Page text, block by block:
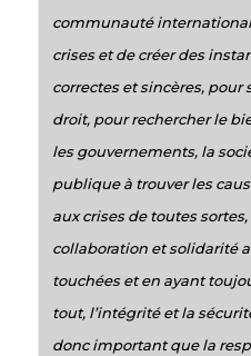
communauté
crises et de créer des
correctes et sincères,
droit, pour rechercher le
les gouvernements, la
publique à trouver les
aux crises de toutes
collaboration et solidarité
touchées et en ayant
tout, l’intégrité et la
donc important que la